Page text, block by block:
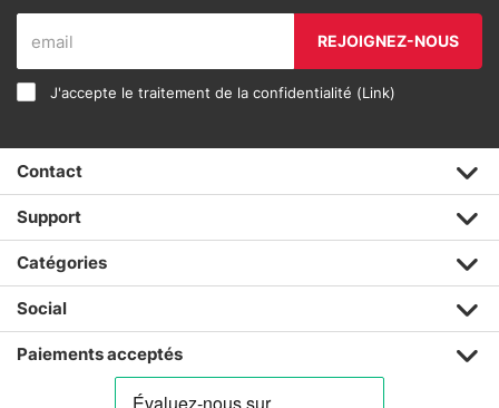
REJOIGNEZ-NOUS
J'accepte le traitement de la confidentialité (Link)
Contact
Support
Catégories
Social
Paiements acceptés